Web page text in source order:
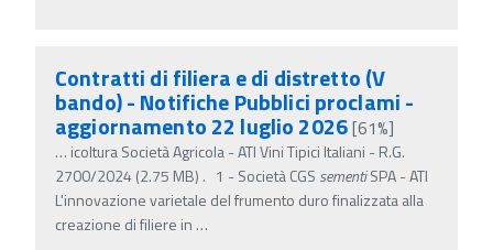
Contratti di filiera e di distretto (V
bando) - Notifiche Pubblici proclami -
aggiornamento 22 luglio 2026[61%]
… icoltura Società Agricola - ATI Vini Tipici Italiani - R.G.
2700/2024 (2.75 MB) . 1 - Società CGS sementiSPA - ATI
L'innovazione varietale del frumento duro finalizzata alla
creazione di filiere in …